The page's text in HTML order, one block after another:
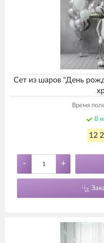
Сет из шаров "День
Время
В
12
- +